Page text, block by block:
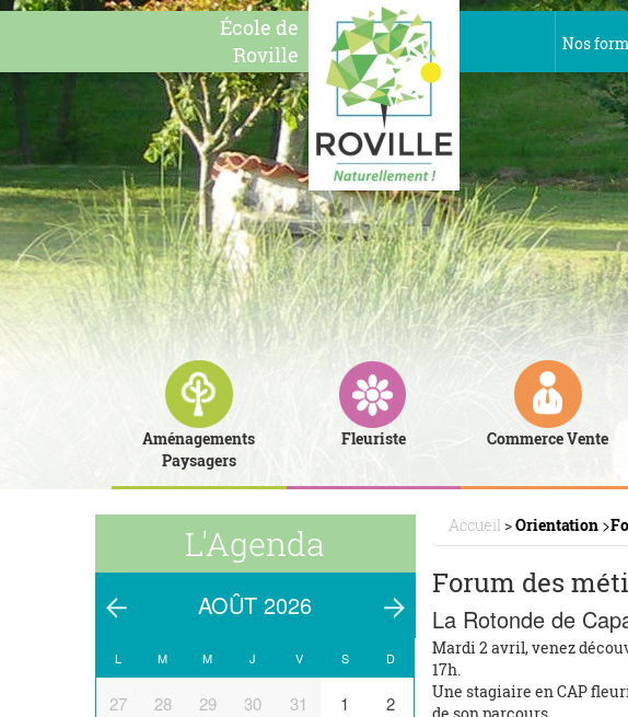
École de
Roville
Nos
Aménagements
Paysagers
Fleuriste Commerce Vente
L'Agenda
AOÛT 2026
L M M J V S D
27 28 29 30 31 1 2
Accueil>Orientation >
Forum des
La Rotonde de
Mardi 2 avril, venez
17h.
Une stagiaire en CAP